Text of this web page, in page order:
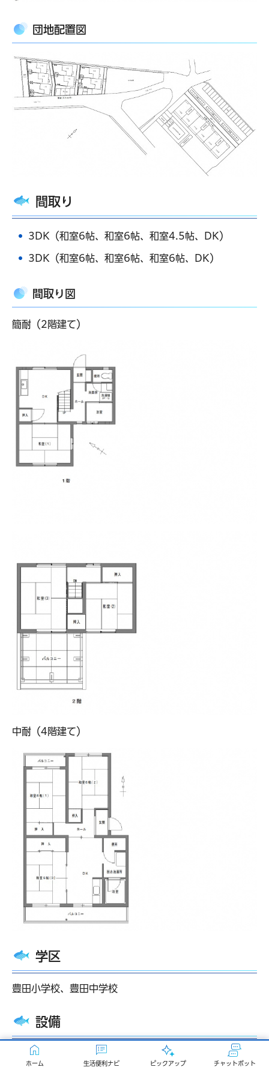
ホーム 生活便利ナビ ピックアップ チャットボット
団地配置図
間取り
3DK（和室6帖、和室6帖、和室4.5帖、DK）
3DK（和室6帖、和室6帖、和室6帖、DK）
間取り図
簡耐（2階建て）
中耐（4階建て）
学区
豊田小学校、豊田中学校
設備
バス、トイレ別